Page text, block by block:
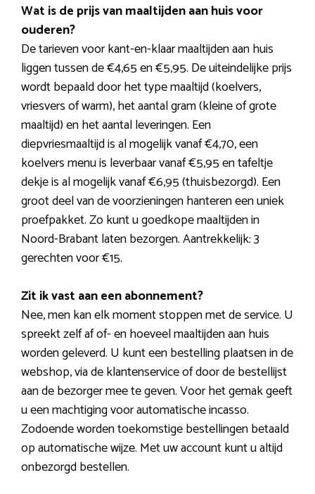
Wat is de prijs van maaltijden aan huis voor
ouderen?
De tarieven voor kant-en-klaar maaltijden aan huis
liggen tussen de €4,65 en €5,95. De uiteindelijke prijs
wordt bepaald door het type maaltijd (koelvers,
vriesvers of warm), het aantal gram (kleine of grote
maaltijd) en het aantal leveringen. Een
diepvriesmaaltijd is al mogelijk vanaf €4,70, een
koelvers menu is leverbaar vanaf €5,95 en tafeltje
dekje is al mogelijk vanaf €6,95 (thuisbezorgd). Een
groot deel van de voorzieningen hanteren een uniek
proefpakket. Zo kunt u goedkope maaltijden in
Noord-Brabant laten bezorgen. Aantrekkelijk: 3
gerechten voor €15.
Zit ik vast aan een abonnement?
Nee, men kan elk moment stoppen met de service. U
spreekt zelf af of- en hoeveel maaltijden aan huis
worden geleverd. U kunt een bestelling plaatsen in de
webshop, via de klantenservice of door de bestellijst
aan de bezorger mee te geven. Voor het gemak geeft
u een machtiging voor automatische incasso.
Zodoende worden toekomstige bestellingen betaald
op automatische wijze. Met uw account kunt u altijd
onbezorgd bestellen.